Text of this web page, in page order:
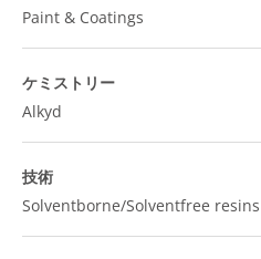
Paint & Coatings
ケミストリー
Alkyd
技術
Solventborne/Solventfree resins